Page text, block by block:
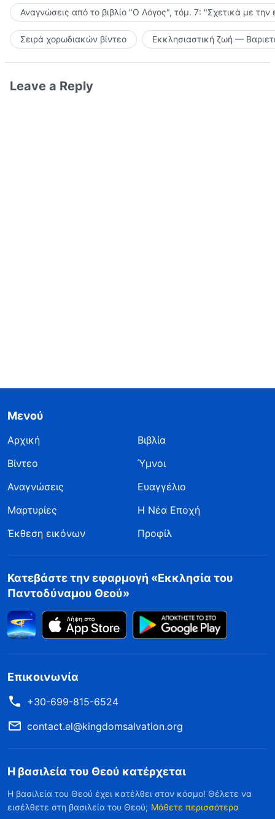
Αναγνώσεις από το βιβλίο "Ο Λόγος", τόμ. 7: "Σχετικά με την
Σειρά χορωδιακών βίντεο Εκκλησιαστική ζωή —
Leave a Reply
Μενού
Αρχική
Βιβλία
Βίντεο
Ύμνοι
Αναγνώσεις
Ευαγγέλιο
Μαρτυρίες
Η Νέα Εποχή
Έκθεση εικόνων
Προφίλ
Κατεβάστε την εφαρμογή «Εκκλησία του
Παντοδύναμου Θεού»
Επικοινωνία
+30-699-815-6524
contact.el@kingdomsalvation.org
Η βασιλεία του Θεού κατέρχεται
Η βασιλεία του Θεού έχει κατέλθει στον κόσμο! Θέλετε να
εισέλθετε στη βασιλεία του Θεού; Μάθετε περισσότερα